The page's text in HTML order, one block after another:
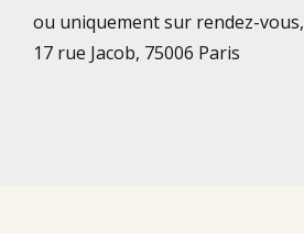
ou uniquement sur rendez-vous,
17 rue Jacob, 75006 Paris